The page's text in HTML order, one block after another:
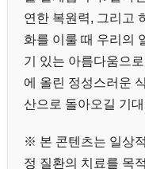
연한 복원력, 그리고
화를 이룰 때 우리의
기 있는 아름다움으
에 올린 정성스러운
산으로 돌아오길 기
※ 본 콘텐츠는 일상
정 질환의 치료를 목